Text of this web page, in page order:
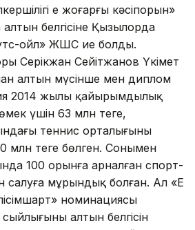
ең жоғарғы кәсіпорын»
белгісіне Қызылорда
ойл» ЖШС ие болды.
Серікжан Сейітжанов Үкімет
алтын мүсінше мен диплом
2014 жылы қайырымдылық
үшін 63 млн теңге,
теннис орталығының
млн теңге бөлген. Сонымен
100 орынға арналған спорт-
салуға мұрындық болған. Ал «Ең
номинациясы
алтын белгісін